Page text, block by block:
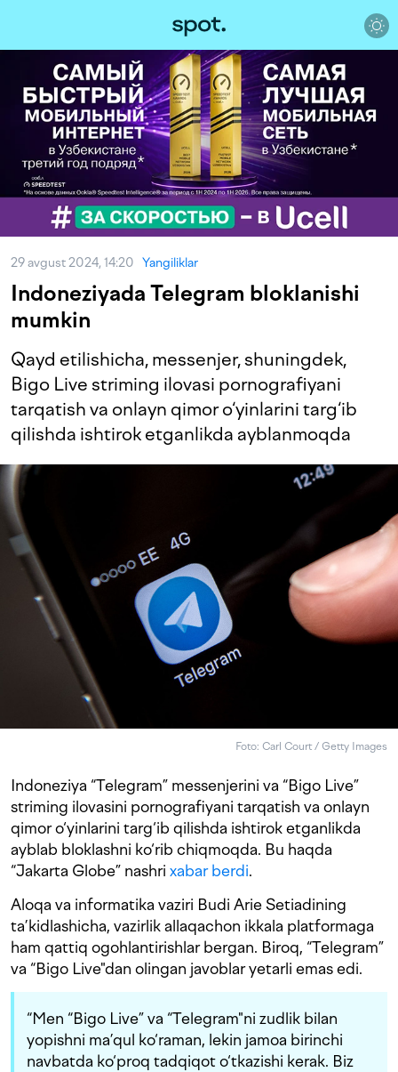
29 avgust 2024, 14:20 Yangiliklar
Indoneziyada Telegram bloklanishi
mumkin
Qayd etilishicha, messenjer, shuningdek,
Bigo Live striming ilovasi pornografiyani
tarqatish va onlayn qimor o‘yinlarini targ‘ib
qilishda ishtirok etganlikda ayblanmoqda
Foto: Carl Court / Getty Images
Indoneziya “Telegram” messenjerini va “Bigo Live”
striming ilovasini pornografiyani tarqatish va onlayn
qimor o‘yinlarini targ‘ib qilishda ishtirok etganlikda
ayblab bloklashni ko‘rib chiqmoqda. Bu haqda
“Jakarta Globe” nashri xabar berdi.
Aloqa va informatika vaziri Budi Arie Setiadining
ta’kidlashicha, vazirlik allaqachon ikkala platformaga
ham qattiq ogohlantirishlar bergan. Biroq, “Telegram”
va “Bigo Live"dan olingan javoblar yetarli emas edi.
“Men “Bigo Live” va “Telegram"ni zudlik bilan
yopishni ma’qul ko‘raman, lekin jamoa birinchi
navbatda ko‘proq tadqiqot o‘tkazishi kerak. Biz